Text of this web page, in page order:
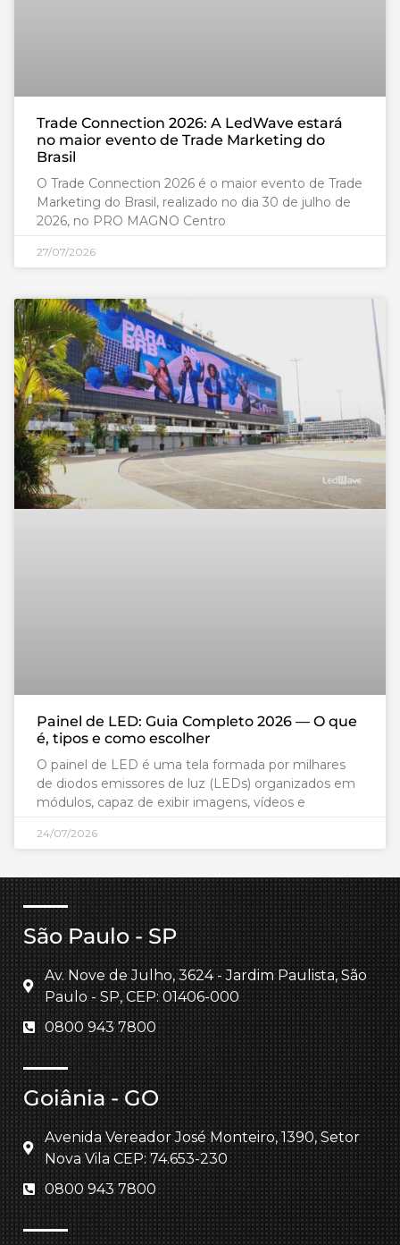
Trade Connection 2026: A LedWave estará
no maior evento de Trade Marketing do
Brasil
O Trade Connection 2026 é o maior evento de Trade
Marketing do Brasil, realizado no dia 30 de julho de
2026, no PRO MAGNO Centro
27/07/2026
Painel de LED: Guia Completo 2026 — O que
é, tipos e como escolher
O painel de LED é uma tela formada por milhares
de diodos emissores de luz (LEDs) organizados em
módulos, capaz de exibir imagens, vídeos e
24/07/2026
São Paulo - SP
Av. Nove de Julho, 3624 - Jardim Paulista, São
Paulo - SP, CEP: 01406-000
0800 943 7800
Goiânia - GO
Avenida Vereador José Monteiro, 1390, Setor
Nova Vila CEP: 74.653-230
0800 943 7800